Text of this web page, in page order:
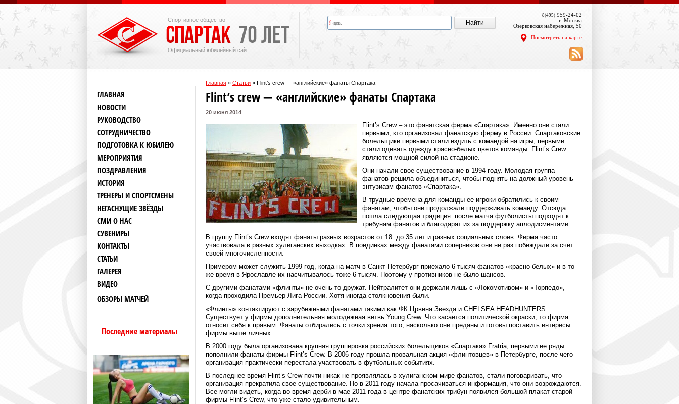
Спортивное общество
Официальный юбилейный сайт
8(495) 959-24-02
г. Москва
Озерковская набережная, 50
Посмотреть на карте
Главная » Статьи » Flint’s crew — «английские» фанаты Спартака
ГЛАВНАЯ
НОВОСТИ
РУКОВОДСТВО
СОТРУДНИЧЕСТВО
ПОДГОТОВКА К ЮБИЛЕЮ
МЕРОПРИЯТИЯ
ПОЗДРАВЛЕНИЯ
ИСТОРИЯ
ТРЕНЕРЫ И СПОРТСМЕНЫ
НЕГАСНУЩИЕ ЗВЁЗДЫ
СМИ О НАС
СУВЕНИРЫ
КОНТАКТЫ
СТАТЬИ
ГАЛЕРЕЯ
ВИДЕО
ОБЗОРЫ МАТЧЕЙ
Последние материалы
Flint’s crew — «английские» фанаты Спартака
20 июня 2014
Flint’s Crew – это фанатская ферма «Спартака». Именно они стали
первыми, кто организовал фанатскую ферму в России. Спартаковские
болельщики первыми стали ездить с командой на игры, первыми
стали одевать одежду красно-белых цветов команды. Flint’s Crew
являются мощной силой на стадионе.
Они начали свое существование в 1994 году. Молодая группа
фанатов решила объединиться, чтобы поднять на должный уровень
энтузиазм фанатов «Спартака».
В трудные времена для команды ее игроки обратились к своим
фанатам, чтобы они продолжали поддерживать команду. Отсюда
пошла следующая традиция: после матча футболисты подходят к
трибунам фанатов и благодарят их за поддержку аплодисментами.
В группу Flint’s Crew входят фанаты разных возрастов от 18 до 35 лет и разных социальных слоев. Фирма часто
участвовала в разных хулиганских выходках. В поединках между фанатами соперников они не раз побеждали за счет
своей многочисленности.
Примером может служить 1999 год, когда на матч в Санкт-Петербург приехало 6 тысяч фанатов «красно-белых» и в то
же время в Ярославле их насчитывалось тоже 6 тысяч. Поэтому у противников не было шансов.
С другими фанатами «флинты» не очень-то дружат. Нейтралитет они держали лишь с «Локомотивом» и «Торпедо»,
когда проходила Премьер Лига России. Хотя иногда столкновения были.
«Флинты» контактируют с зарубежными фанатами такими как ФК Црвена Звезда и CHELSEA HEADHUNTERS.
Существует у фирмы дополнительная молодежная ветвь Young Crew. Что касается политической окраски, то фирма
относит себя к правым. Фанаты отбирались с точки зрения того, насколько они преданы и готовы поставить интересы
фирмы выше личных.
В 2000 году была организована крупная группировка российских болельщиков «Спартака» Fratria, первыми ее ряды
пополнили фанаты фирмы Flint’s Crew. В 2006 году прошла провальная акция «флинтовцев» в Петербурге, после чего
организация практически перестала участвовать в футбольных событиях.
В последнее время Flint’s Crew почти никак не проявлялась в хулиганском мире фанатов, стали поговаривать, что
организация прекратила свое существование. Но в 2011 году начала просачиваться информация, что они возрождаются.
Все могли видеть, когда во время дерби в мае 2011 года в центре фанатских трибун появился большой плакат старой
фирмы Flint’s Crew, что уже стало удивительным.